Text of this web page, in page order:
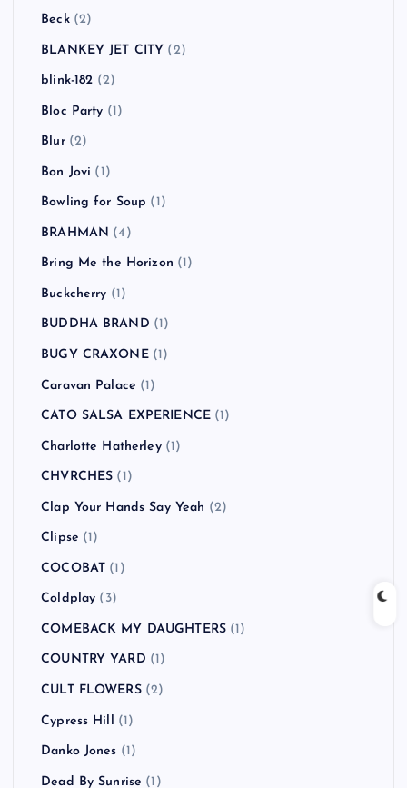
Beck(2)
BLANKEY JET CITY (2)
blink-182 (2)
Bloc Party (1)
Blur(2)
Bon Jovi (1)
Bowling for Soup (1)
BRAHMAN (4)
Bring Me the Horizon (1)
Buckcherry (1)
BUDDHA BRAND (1)
BUGY CRAXONE(1)
Caravan Palace (1)
CATO SALSA EXPERIENCE (1)
Charlotte Hatherley(1)
CHVRCHES (1)
Clap Your Hands Say Yeah (2)
Clipse (1)
COCOBAT (1)
Coldplay (3)
COMEBACK MY DAUGHTERS (1)
COUNTRY YARD (1)
CULT FLOWERS(2)
Cypress Hill (1)
Danko Jones (1)
Dead By Sunrise (1)